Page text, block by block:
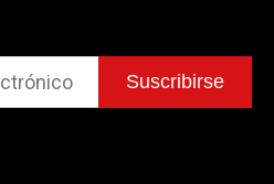
Suscribirse